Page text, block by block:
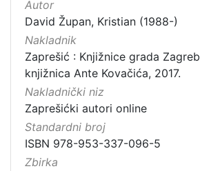
Autor
David Župan, Kristian (1988-)
Nakladnik
Zaprešić : Knjižnice grada
knjižnica Ante Kovačića, 2017.
Nakladnički niz
Zaprešićki autori online
Standardni broj
ISBN 978-953-337-096-5
Zbirka